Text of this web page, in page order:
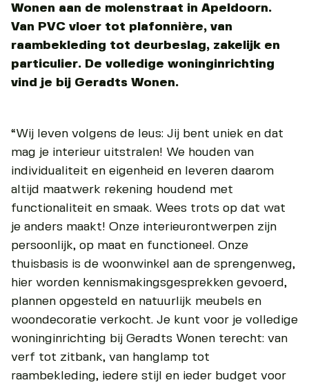
Wonen aan de molenstraat in Apeldoorn.
Van PVC vloer tot plafonnière, van
raambekleding tot deurbeslag, zakelijk en
particulier. De volledige woninginrichting
vind je bij Geradts Wonen.
“Wij leven volgens de leus: Jij bent uniek en dat
mag je interieur uitstralen! We houden van
individualiteit en eigenheid en leveren daarom
altijd maatwerk rekening houdend met
functionaliteit en smaak. Wees trots op dat wat
je anders maakt! Onze interieurontwerpen zijn
persoonlijk, op maat en functioneel. Onze
thuisbasis is de woonwinkel aan de sprengenweg,
hier worden kennismakingsgesprekken gevoerd,
plannen opgesteld en natuurlijk meubels en
woondecoratie verkocht. Je kunt voor je volledige
woninginrichting bij Geradts Wonen terecht: van
verf tot zitbank, van hanglamp tot
raambekleding, iedere stijl en ieder budget voor